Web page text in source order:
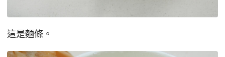
這是麵條。